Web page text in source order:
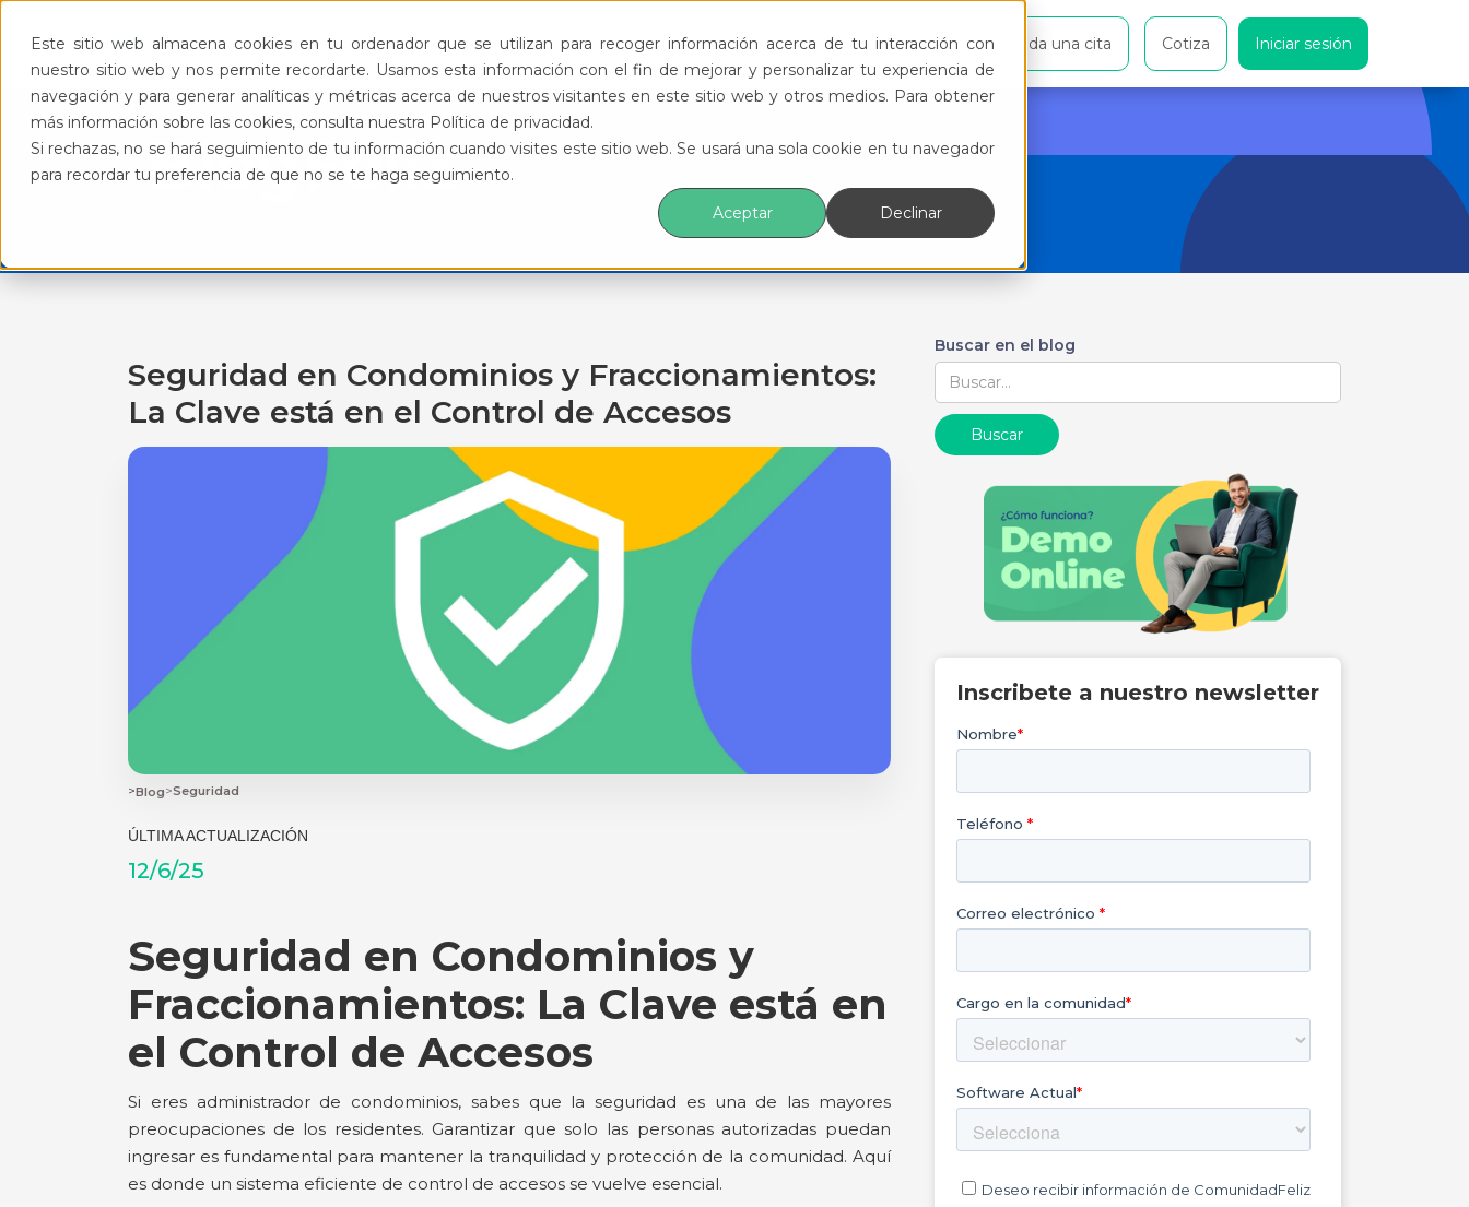
Este sitio web almacena cookies en tu ordenador que se utilizan para recoger información acerca de tu interacción con
nuestro sitio web y nos permite recordarte. Usamos esta información con el fin de mejorar y personalizar tu experiencia de
navegación y para generar analíticas y métricas acerca de nuestros visitantes en este sitio web y otros medios. Para obtener
más información sobre las cookies, consulta nuestra Política de privacidad.
Si rechazas, no se hará seguimiento de tu información cuando visites este sitio web. Se usará una sola cookie en tu navegador
para recordar tu preferencia de que no se te haga seguimiento.
Aceptar
Declinar
Productos Funcionalidades Eventos Recursos Agenda una cita Cotiza Iniciar sesión
BlogFeliz
Seguridad en Condominios y Fraccionamientos:
La Clave está en el Control de Accesos
>Blog>Seguridad
ÚLTIMA ACTUALIZACIÓN
12/6/25
Seguridad en Condominios y
Fraccionamientos: La Clave está en
el Control de Accesos
Si eres administrador de condominios, sabes que la seguridad es una de las mayores
preocupaciones de los residentes. Garantizar que solo las personas autorizadas puedan
ingresar es fundamental para mantener la tranquilidad y protección de la comunidad. Aquí
es donde un sistema eficiente de control de accesos se vuelve esencial.​
Buscar en el blog
Inscribete a nuestro newsletter